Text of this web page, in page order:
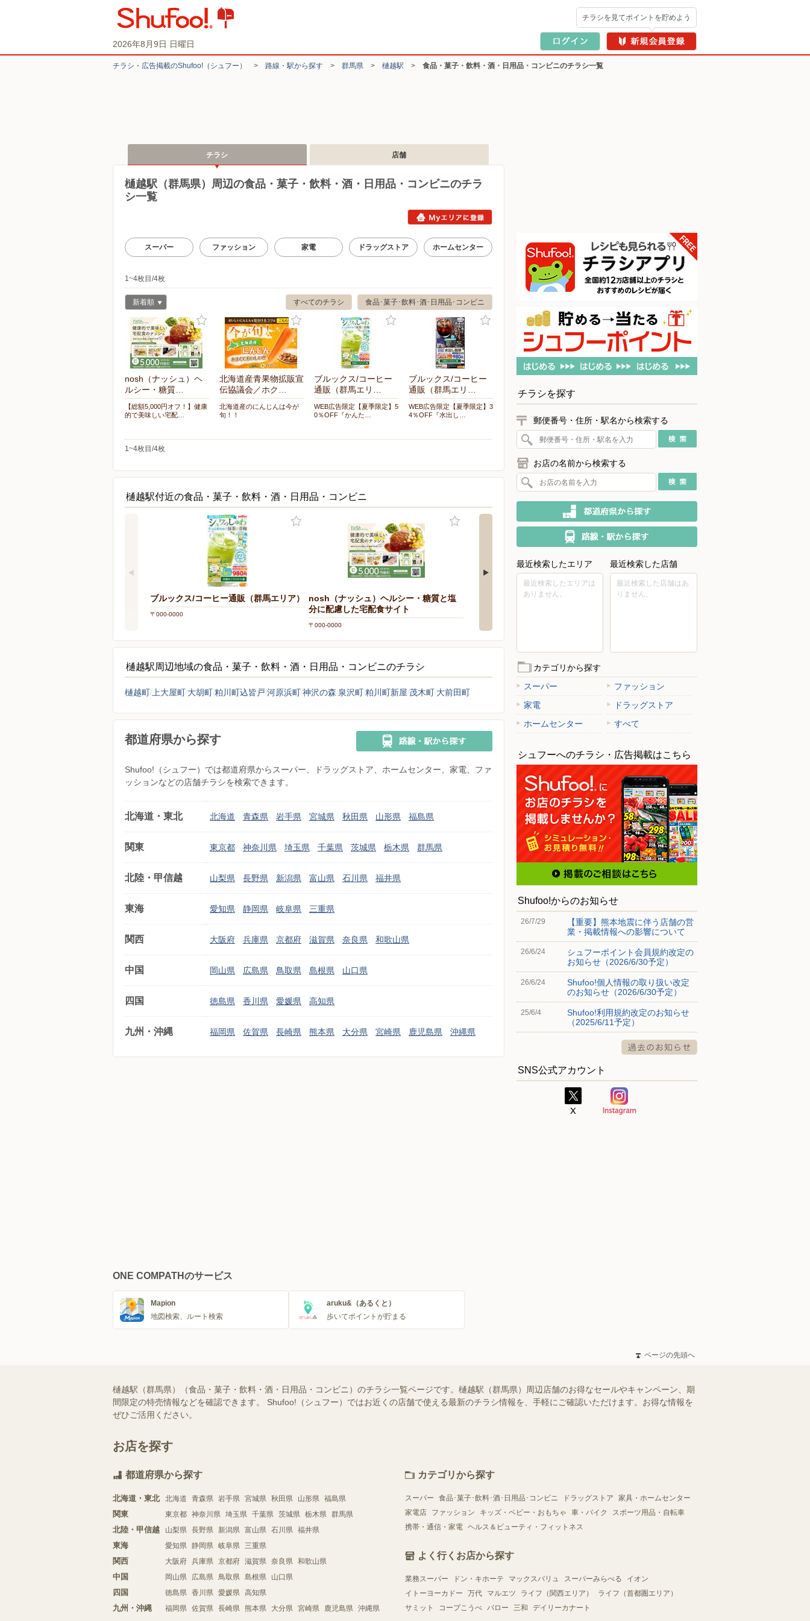
2026年8月9日 日曜日
チラシを見てポイントを貯めよう
チラシ・​広告掲載の​Shufoo!​（シュフー） > 路線・駅から探す > 群馬県 > 樋越駅 > 食品・菓子・飲料・酒・日用品・コンビニのチラシ一覧
チラシ 店舗
樋越駅（群馬県）周辺の食品・菓子・飲料・酒・日用品・コンビニのチラ
シ一覧
スーパー ファッション 家電 ドラッグストア ホームセンター
1~4枚目/4枚
食品･菓子･飲料･酒･日用品･コンビニ
すべてのチラシ
新着順
nosh（ナッシュ）ヘ
ルシー・糖質…
【総額5,000円オフ！】健康
的で美味しい宅配…
北海道産青果物拡販宣
伝協議会／ホク…
北海道産のにんじんは今が
旬！！
ブルックス/コーヒー
通販（群馬エリ…
WEB広告限定【夏季限定】5
0％OFF『かんた…
ブルックス/コーヒー
通販（群馬エリ…
WEB広告限定【夏季限定】3
4％OFF『水出し…
1~4枚目/4枚
樋越駅付近の食品・菓子・飲料・酒・日用品・コンビニ
ブルックス/コーヒー通販（群馬エリア）
〒000-0000
nosh（ナッシュ）ヘルシー・糖質と塩
分に配慮した宅配食サイト
〒000-0000
北海道産青果物拡販宣伝協議会／ホクレ
樋越駅周辺地域の食品・菓子・飲料・酒・日用品・コンビニのチラシ
樋越町 上大屋町 大胡町粕川町込皆戸 河原浜町神沢の森 泉沢町粕川町新屋 茂木町 大前田町
都道府県から探す
Shufoo!（シュフー）では都道府県からスーパー、ドラッグストア、ホームセンター、家電、ファ
ッションなどの店舗チラシを検索できます。
北海道・東北 北海道 青森県 岩手県 宮城県 秋田県 山形県 福島県
関東 東京都 神奈川県 埼玉県 千葉県 茨城県 栃木県 群馬県
北陸・甲信越 山梨県 長野県 新潟県 富山県 石川県 福井県
東海 愛知県 静岡県 岐阜県 三重県
関西 大阪府 兵庫県 京都府 滋賀県 奈良県 和歌山県
中国 岡山県 広島県 鳥取県 島根県 山口県
四国 徳島県 香川県 愛媛県 高知県
九州・沖縄 福岡県 佐賀県 長崎県 熊本県 大分県 宮崎県 鹿児島県 沖縄県
チラシを探す
郵便番号・住所・駅名から検索する
お店の名前から検索する
最近検索したエリア
最近検索したエリアは
ありません。
最近検索した店舗
最近検索した店舗はあ
りません。
カテゴリから探す
スーパー
ファッション
家電
ドラッグストア
ホームセンター
すべて
シュフーへのチラシ・広告掲載はこちら
Shufoo!からのお知らせ
26/7/29
【重要】熊本地震に伴う店舗の営
業・掲載情報への影響について
26/6/24
シュフーポイント会員規約改定の
お知らせ（2026/6/30予定）
26/6/24
Shufoo!個人情報の取り扱い改定
のお知らせ（2026/6/30予定）
25/6/4
Shufoo!利用規約改定のお知らせ
（2025/6/11予定）
SNS公式アカウント
ONE COMPATHのサービス
Mapion
地図検索、ルート検索
aruku&（あるくと）
歩いてポイントが貯まる
ページの先頭へ
樋越駅（群馬県）（食品・菓子・飲料・酒・日用品・コンビニ）のチラシ一覧ページです。樋越駅（群馬県）周辺店舗のお得なセールやキャンペーン、期
間限定の特売情報などを確認できます。 Shufoo!（シュフー）ではお近くの店舗で使える最新のチラシ情報を、手軽にご確認いただけます。お得な情報を
ぜひご活用ください。
お店を探す
都道府県から探す
北海道・東北 北海道 青森県 岩手県 宮城県 秋田県 山形県 福島県
関東 東京都 神奈川県 埼玉県 千葉県 茨城県 栃木県 群馬県
北陸・甲信越 山梨県 長野県 新潟県 富山県 石川県 福井県
東海 愛知県 静岡県 岐阜県 三重県
関西 大阪府 兵庫県 京都府 滋賀県 奈良県 和歌山県
中国 岡山県 広島県 鳥取県 島根県 山口県
四国 徳島県 香川県 愛媛県 高知県
九州・沖縄 福岡県 佐賀県 長崎県 熊本県 大分県 宮崎県 鹿児島県 沖縄県
カテゴリから探す
スーパー 食品･菓子･飲料･酒･日用品･コンビニ ドラッグストア
家具・ホームセンター
家電店
ファッション キッズ・ベビー・おもちゃ 車・バイク
スポーツ用品・自転車
携帯・通信・家電 ヘルス＆ビューティ・フィットネス
よく行くお店から探す
業務スーパー ドン・キホーテ マックスバリュ スーパーみらべる
イオン
イトーヨーカドー
万代 マルエツ ライフ（関西エリア）
ライフ（首都圏エリア）
サミット
コープこうべ バロー 三和 デイリーカナート